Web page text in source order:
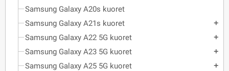
Samsung Galaxy A20s kuoret
Samsung Galaxy A21s kuoret
add
Samsung Galaxy A22 5G kuoret add
Samsung Galaxy A23 5G kuoret add
Samsung Galaxy A25 5G kuoret add